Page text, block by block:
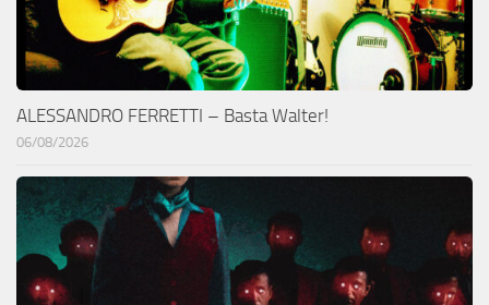
ALESSANDRO FERRETTI – Basta Walter!
06/08/2026